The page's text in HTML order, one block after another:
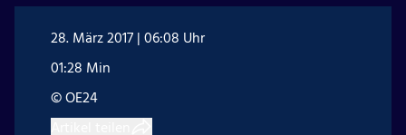
28. März 2017 | 06:08 Uhr
01:28 Min
© OE24